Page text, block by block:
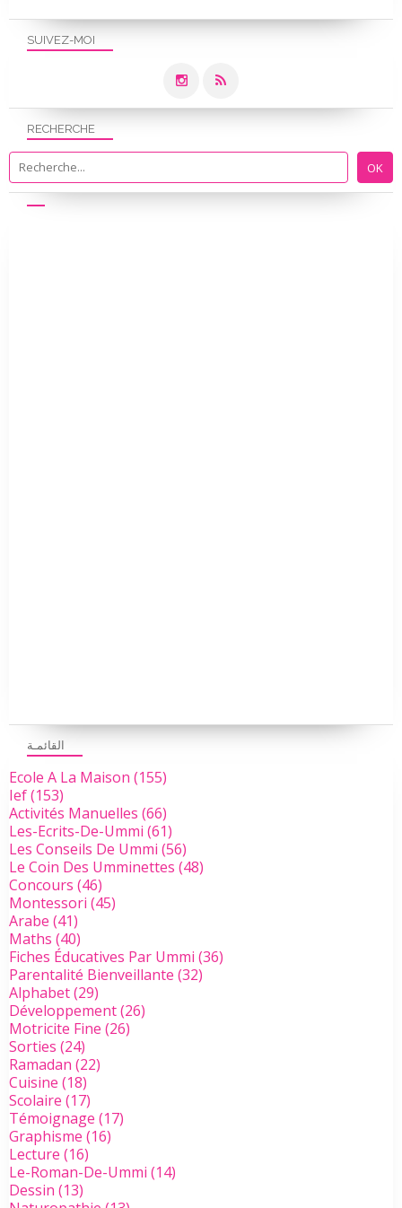
SUIVEZ-MOI
RECHERCHE
القائمـة
Ecole A La Maison (155)
Ief(153)
Activités Manuelles (66)
Les-Ecrits-De-Ummi (61)
Les Conseils De Ummi (56)
Le Coin Des Umminettes (48)
Concours (46)
Montessori (45)
Arabe (41)
Maths (40)
Fiches Éducatives Par Ummi (36)
Parentalité Bienveillante (32)
Alphabet(29)
Développement(26)
Motricite Fine (26)
Sorties (24)
Ramadan (22)
Cuisine (18)
Scolaire (17)
Témoignage (17)
Graphisme (16)
Lecture (16)
Le-Roman-De-Ummi (14)
Dessin (13)